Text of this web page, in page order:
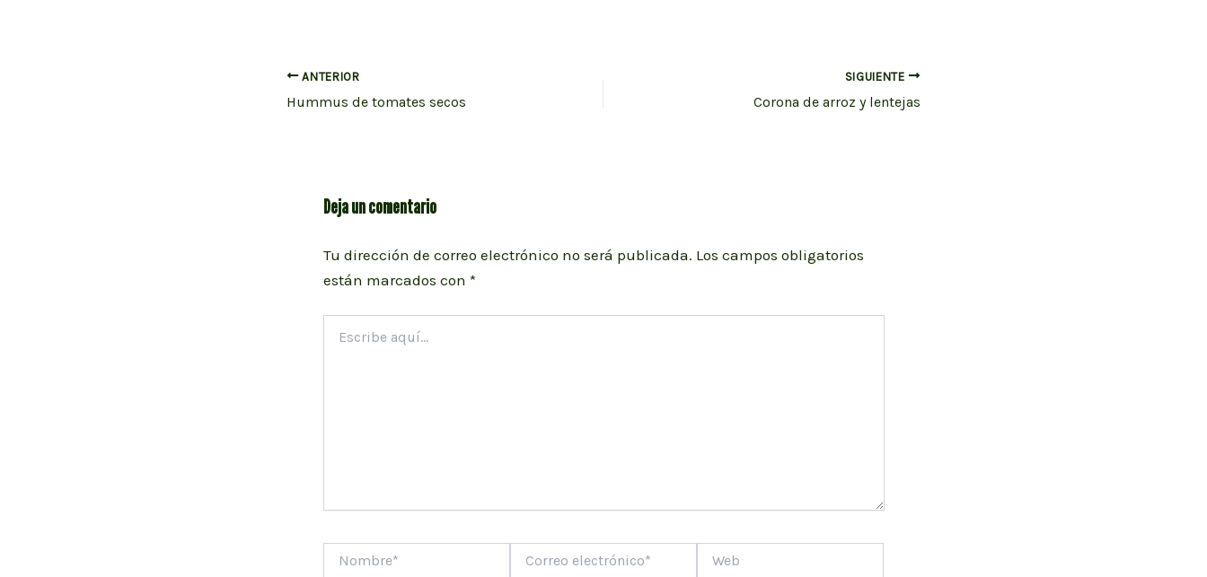
Navegación
de
ANTERIOR
Hummus de tomates secos
SIGUIENTE
Corona de arroz y lentejas
Deja un comentario
Tu dirección de correo electrónico no será publicada. Los campos obligatorios
están marcados con *
aquí...
electrónico*